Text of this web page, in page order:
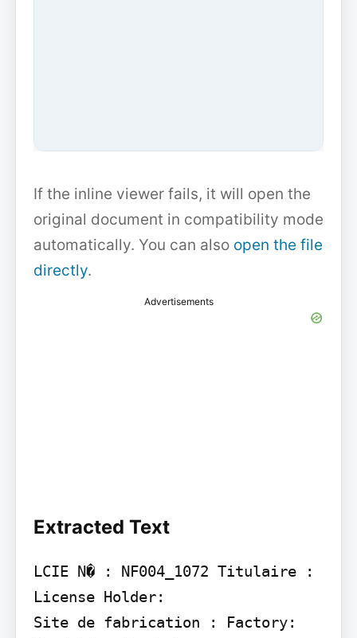
If the inline viewer fails, it will open the
original document in compatibility mode
automatically. You can also open the file
directly.
Advertisements
Extracted Text
LCIE N� : NF004_1072 Titulaire :
License Holder:
Site de fabrication : Factory: